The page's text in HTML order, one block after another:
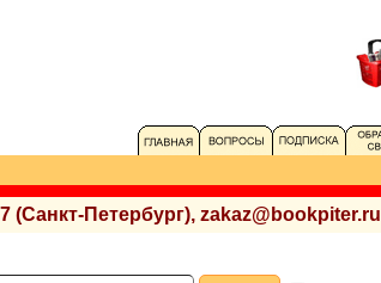
(Санкт-Петербург), zakaz@bookpiter.ru